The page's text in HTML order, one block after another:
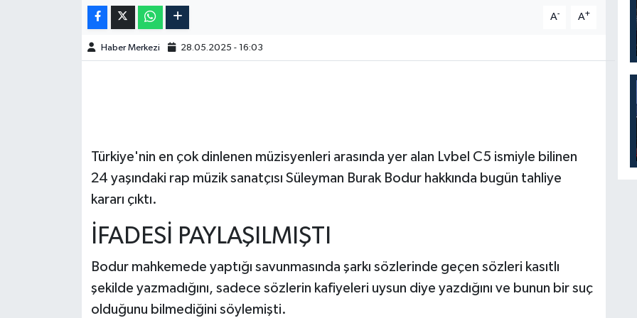
A- A+
Haber Merkezi 28.05.2025 - 16:03
Türkiye'nin en çok dinlenen müzisyenleri arasında yer alan Lvbel C5 ismiyle bilinen
24 yaşındaki rap müzik sanatçısı Süleyman Burak Bodur hakkında bugün tahliye
kararı çıktı.
İFADESİ PAYLAŞILMIŞTI
Bodur mahkemede yaptığı savunmasında şarkı sözlerinde geçen sözleri kasıtlı
şekilde yazmadığını, sadece sözlerin kafiyeleri uysun diye yazdığını ve bunun bir suç
olduğunu bilmediğini söylemişti.